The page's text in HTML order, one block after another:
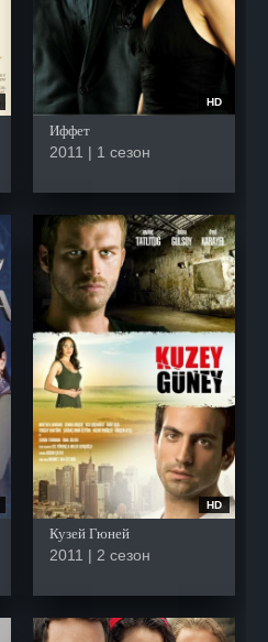
HD
Иффет
2011 | 1 сезон
HD
Кузей Гюней
2011 | 2 сезон